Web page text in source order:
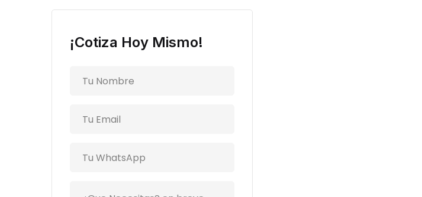
¡Cotiza Hoy Mismo!